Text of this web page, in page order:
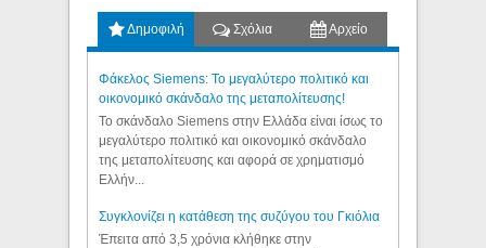
Δημοφιλή Σχόλια Αρχείο
Φάκελος Siemens: Το μεγαλύτερο πολιτικό και
οικονομικό σκάνδαλο της μεταπολίτευσης!
Το σκάνδαλο Siemens στην Ελλάδα είναι ίσως το
μεγαλύτερο πολιτικό και οικονομικό σκάνδαλο
της μεταπολίτευσης και αφορά σε χρηματισμό
Ελλήν...
Συγκλονίζει η κατάθεση της συζύγου του Γκιόλια
Έπειτα από 3,5 χρόνια κλήθηκε στην